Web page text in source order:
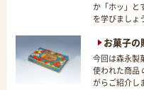
か「ホッ」と
を学びましょ
お菓子の
今回は森永製
使われた商品
がらご紹介し